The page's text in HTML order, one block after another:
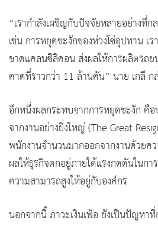
“เรากำลังเผชิญกับปัจจัยหลายอย่างที่
เช่น การหยุดชะงักของห่วงโซ่อุปทาน เ
ขาดแคลนซิลิคอน ส่งผลให้การผลิตรถ
คาดที่ราวกว่า 11 ล้านคัน” นาย เกลี ก
อีกหนึ่งผลกระทบจากการหยุดชะงัก คื
จากงานอย่างยิ่งใหญ่ (The Great
พนักงานจำนวนมากออกจากงานด้วยค
ผลให้ธุรกิจตกอยู่ภายใต้แรงกดดันในก
ความสามารถสูงให้อยู่กับองค์กร
นอกจากนี้ ภาวะเงินเฟ้อ ยังเป็นปัญหา